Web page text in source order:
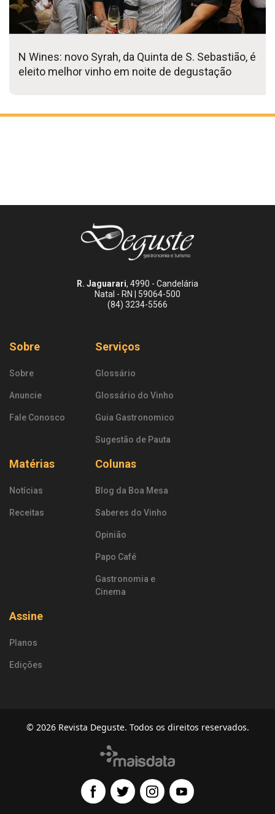
N Wines: novo Syrah, da Quinta de S. Sebastião, é
eleito melhor vinho em noite de degustação
R. Jaguarari, 4990 - Candelária
Natal - RN | 59064-500
(84) 3234-5566
Sobre
Sobre
Anuncie
Fale Conosco
Serviços
Glossário
Glossário do Vinho
Guia Gastronomico
Sugestão de Pauta
Matérias
Notícias
Receitas
Colunas
Blog da Boa Mesa
Saberes do Vinho
Opinião
Papo Café
Gastronomia e
Cinema
Assine
Planos
Edições
© 2026 Revista Deguste. Todos os direitos reservados.
FacebookTwitterInstagramYoutube